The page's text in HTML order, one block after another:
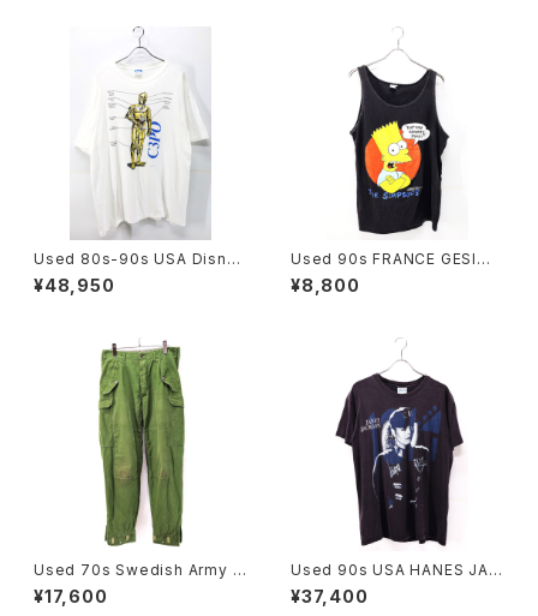
Used 80s-90s USA Disney
STAR WARS C3PO Graphic
T-Shirt Size Free 古着
¥48,950
Used 90s FRANCE GESIM
CORP The Simpsons Bart
Black Cotton Tank Top Siz
¥8,800
Used 70s Swedish Army M
-59 Military Cargo Pants Si
ze W32 L30 古着
¥17,600
Used 90s USA HANES JAN
ET JACKSON 1990 RHYTH
M NATION 1814 TOUR T-S
¥37,400